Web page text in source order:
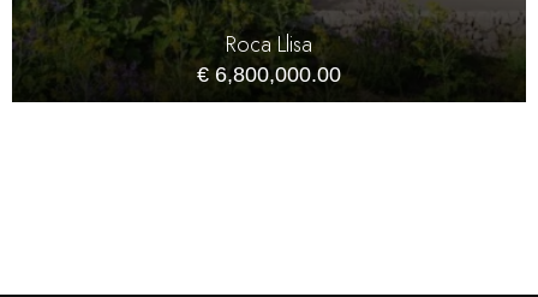
Roca Llisa
€ 6,800,000.00